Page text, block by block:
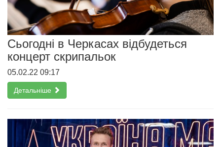
Сьогодні в Черкасах відбудеться
концерт скрипальок
05.02.22 09:17
Детальніше